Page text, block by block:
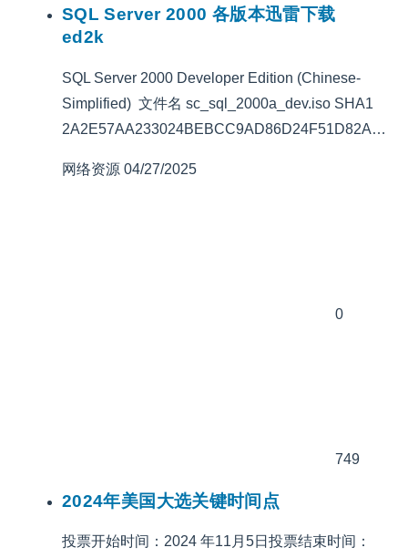
SQL Server 2000 各版本迅雷下载
ed2k
SQL Server 2000 Developer Edition (Chinese-
Simplified) 文件名 sc_sql_2000a_dev.iso SHA1
2A2E57AA233024BEBCC9AD86D24F51D82A…
网络资源 04/27/2025
0
749
2024年美国大选关键时间点
投票开始时间：2024 年11月5日投票结束时间：